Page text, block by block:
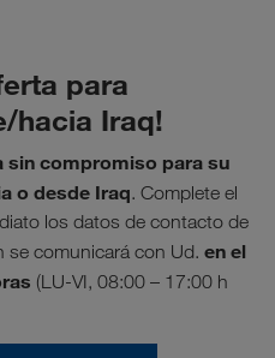
para
hacia Iraq!
sin compromiso para su
o desde Iraq. Complete el
los datos de contacto de
se comunicará con Ud. en el
(LU-VI, 08:00 – 17:00 h